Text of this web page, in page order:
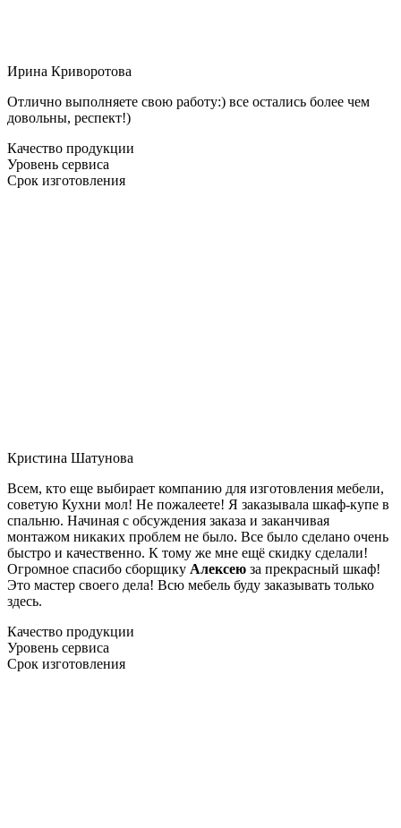
Ирина Криворотова
Отлично выполняете свою работу:) все остались более чем
довольны, респект!)
Качество продукции
Уровень сервиса
Срок изготовления
Кристина Шатунова
Всем, кто еще выбирает компанию для изготовления мебели,
советую Кухни мол! Не пожалеете! Я заказывала шкаф-купе в
спальню. Начиная с обсуждения заказа и заканчивая
монтажом никаких проблем не было. Все было сделано очень
быстро и качественно. К тому же мне ещё скидку сделали!
Огромное спасибо сборщику Алексею за прекрасный шкаф!
Это мастер своего дела! Всю мебель буду заказывать только
здесь.
Качество продукции
Уровень сервиса
Срок изготовления